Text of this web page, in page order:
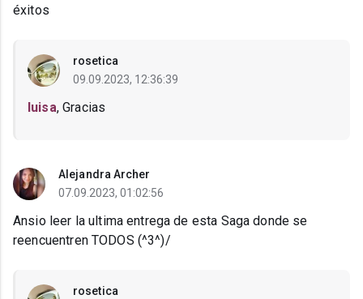
éxitos
rosetica
09.09.2023, 12:36:39
luisa, Gracias
Alejandra Archer
07.09.2023, 01:02:56
Ansio leer la ultima entrega de esta Saga donde se
reencuentren TODOS (^3^)/
rosetica